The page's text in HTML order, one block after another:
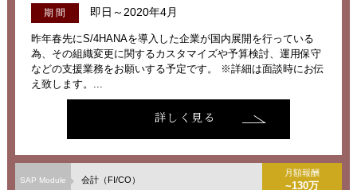
期 間 即日～2020年4月
昨年春先にS/4HANAを導入した企業が国内展開を行っている
為、その組織変更に関するカスタマイズや予算検討、運用保守
などの支援業務をお願いする予定です。 ※詳細は面談時にお伝
え致します。...
詳しく見る
SAP Module 会計（FI/CO）
月額報酬
~130万